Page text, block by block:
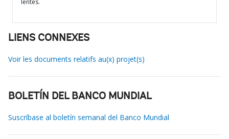
lentes.
LIENS CONNEXES
Voir les documents relatifs au(x) projet(s)
BOLETÍN DEL BANCO MUNDIAL
Suscríbase al boletín semanal del Banco Mundial